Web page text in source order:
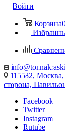
Войти
Корзина0
115582,
сторона,
Facebook
Twitter
Instagram
Rutube